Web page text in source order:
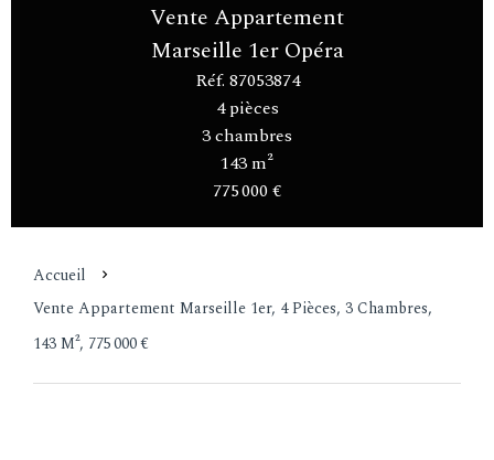
Vente Appartement
Marseille 1er Opéra
Réf. 87053874
4 pièces
3 chambres
143 m²
775 000 €
Accueil
Vente Appartement Marseille 1er, 4 Pièces, 3 Chambres,
143 M², 775 000 €